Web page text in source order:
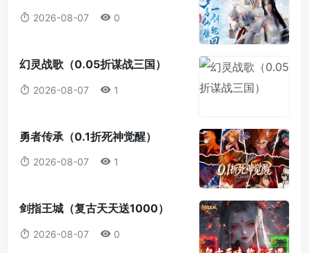
2026-08-07 0
幻灵战歌（0.05折谋战三国）
2026-08-07 1
勇者传承（0.1折死神觉醒）
2026-08-07 1
剑指王城（复古天天送1000）
2026-08-07 0